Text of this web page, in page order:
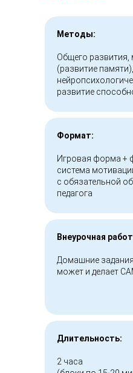
Методы:
Общего развития,
(развитие памяти),
развитие
Формат:
Игровая форма +
система
с обязательной
педагога
Внеурочная
Домашние
может и делает
Длительность:
2 часа